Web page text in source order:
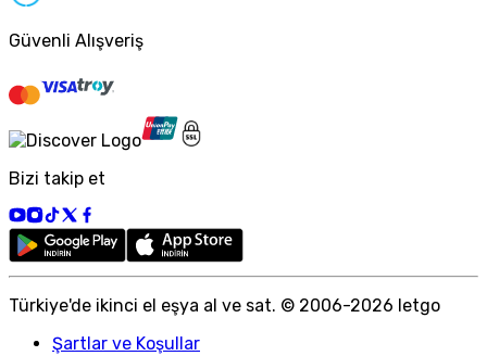
Güvenli Alışveriş
Bizi takip et
Türkiye'de ikinci el eşya al ve sat. © 2006-2026 letgo
Şartlar ve Koşullar